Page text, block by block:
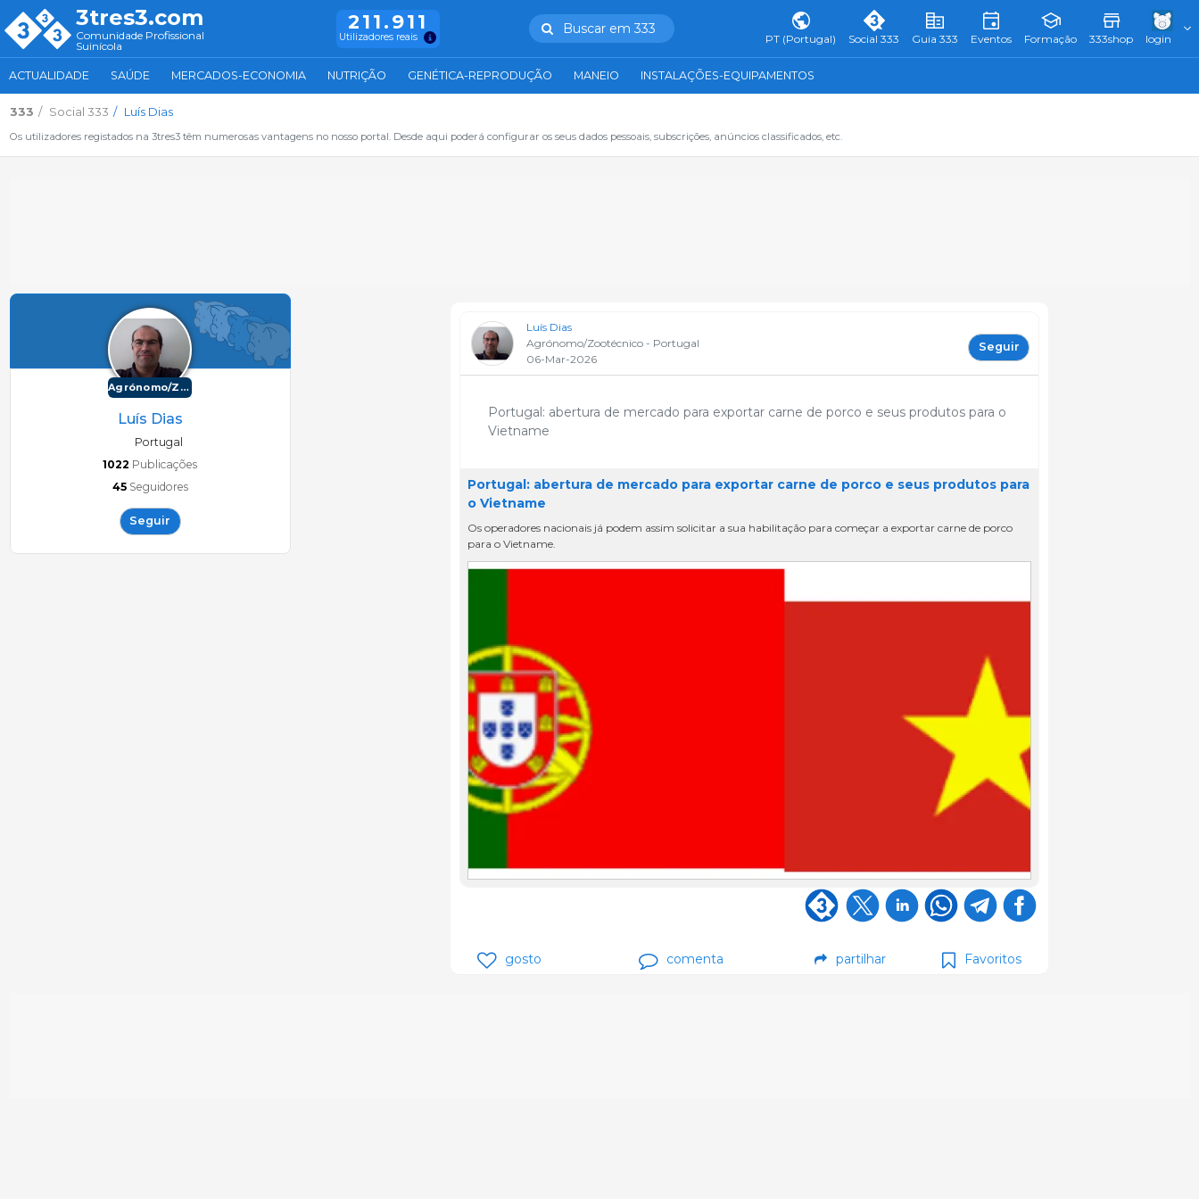
3tres3.com
Comunidade Profissional
Suinícola
211.911
Utilizadores reais
Buscar em 333
PT (Portugal) Social 333 Guia 333 Eventos Formação 333shop login
ACTUALIDADE SAÚDE MERCADOS-ECONOMIA NUTRIÇÃO GENÉTICA-REPRODUÇÃO MANEIO INSTALAÇÕES-EQUIPAMENTOS
333 Social 333 Luís Dias
Os utilizadores registados na 3tres3 têm numerosas vantagens no nosso portal. Desde aqui poderá configurar os seus dados pessoais, subscrições, anúncios classificados, etc.
Agrónomo/Zootécnico
Luís Dias
Portugal
1022 Publicações
45 Seguidores
Seguir
Luís Dias
Agrónomo/Zootécnico - Portugal
06-Mar-2026
Seguir
Portugal: abertura de mercado para exportar carne de porco e seus produtos para o
Vietname
Portugal: abertura de mercado para exportar carne de porco e seus produtos para
o Vietname
Os operadores nacionais já podem assim solicitar a sua habilitação para começar a exportar carne de porco
para o Vietname.
gosto comenta partilhar Favoritos